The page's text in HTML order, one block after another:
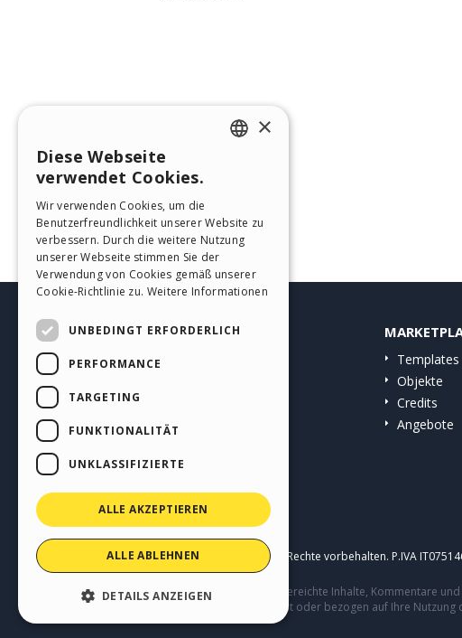
HELP CENTER
Anleitungen
Websites von Nutzern
Templates
Objekte
Credits
Angebote
Copyright © 2026Incomedia s.r.l. Alle Rechte vorbehalten. P.IVA
Diese Seite enthält von Benutzern eingereichte Inhalte, Kommentare
Verhalten von Dritten in Verbindung mit oder bezogen auf Ihre
GERMAN
SPANISH
PORTUGUESE
×
Diese Webseite
verwendet Cookies.
Wir verwenden Cookies, um die
Benutzerfreundlichkeit unserer Website zu
verbessern. Durch die weitere Nutzung
unserer Webseite stimmen Sie der
Verwendung von Cookies gemäß unserer
Cookie-Richtlinie zu. Weitere Informationen
UNBEDINGT ERFORDERLICH
PERFORMANCE
TARGETING
FUNKTIONALITÄT
UNKLASSIFIZIERTE
ALLE AKZEPTIEREN
ALLE ABLEHNEN
DETAILS ANZEIGEN